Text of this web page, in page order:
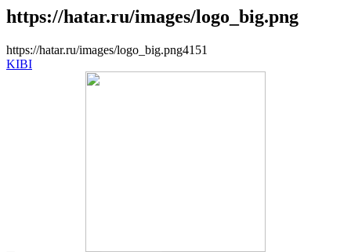
https://hatar.ru/images/logo_big.png
https://hatar.ru/images/logo_big.png41 51
KIBI